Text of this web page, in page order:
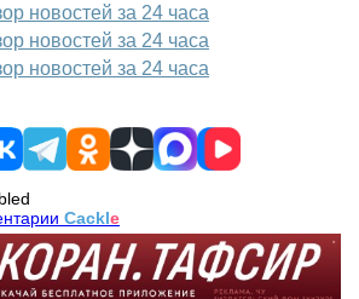
новостей за 24 часа
новостей за 24 часа
новостей за 24 часа
Cackle